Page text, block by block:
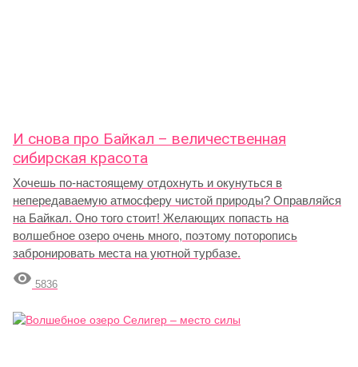
И снова про Байкал – величественная
сибирская красота
Хочешь по-настоящему отдохнуть и окунуться в
непередаваемую атмосферу чистой природы? Оправляйся
на Байкал. Оно того стоит! Желающих попасть на
волшебное озеро очень много, поэтому поторопись
забронировать места на уютной турбазе.
 5836